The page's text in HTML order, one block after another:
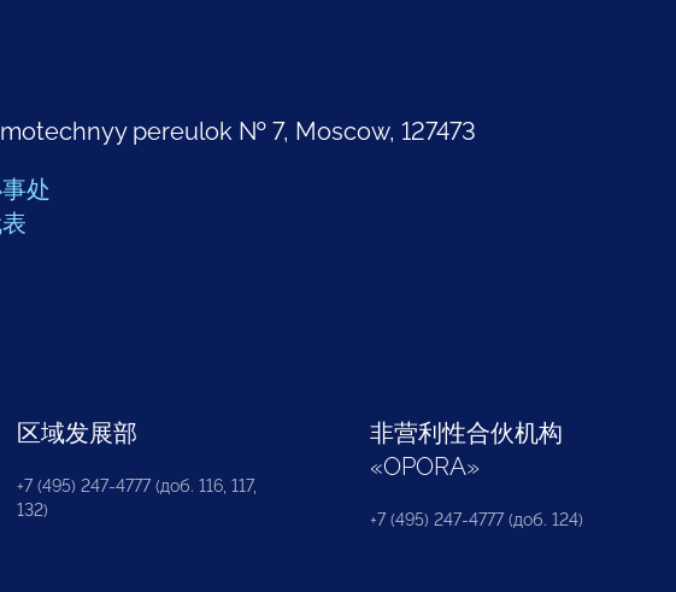
pereulok № 7, Moscow, 127473
处
区域发展部
+7 (495) 247-4777 (доб. 116, 117,
132)
非营利性合伙机构
«OPORA»
+7 (495) 247-4777 (доб. 124)